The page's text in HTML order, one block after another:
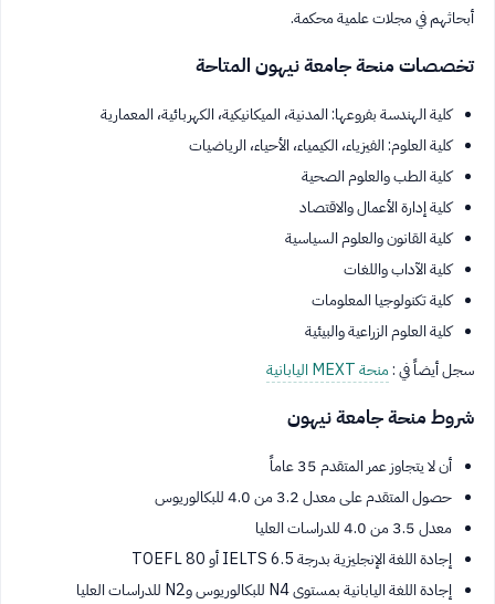
أبحاثهم في مجلات علمية محكمة.
تخصصات منحة جامعة نيهون المتاحة
كلية الهندسة بفروعها: المدنية، الميكانيكية، الكهربائية، المعمارية
كلية العلوم: الفيزياء، الكيمياء، الأحياء، الرياضيات
كلية الطب والعلوم الصحية
كلية إدارة الأعمال والاقتصاد
كلية القانون والعلوم السياسية
كلية الآداب واللغات
كلية تكنولوجيا المعلومات
كلية العلوم الزراعية والبيئية
سجل أيضاً في :منحة MEXT اليابانية
شروط منحة جامعة نيهون
أن لا يتجاوز عمر المتقدم 35 عاماً
حصول المتقدم على معدل 3.2 من 4.0 للبكالوريوس
معدل 3.5 من 4.0 للدراسات العليا
إجادة اللغة الإنجليزية بدرجة IELTS 6.5 أو TOEFL 80
إجادة اللغة اليابانية بمستوى N4 للبكالوريوس وN2 للدراسات العليا